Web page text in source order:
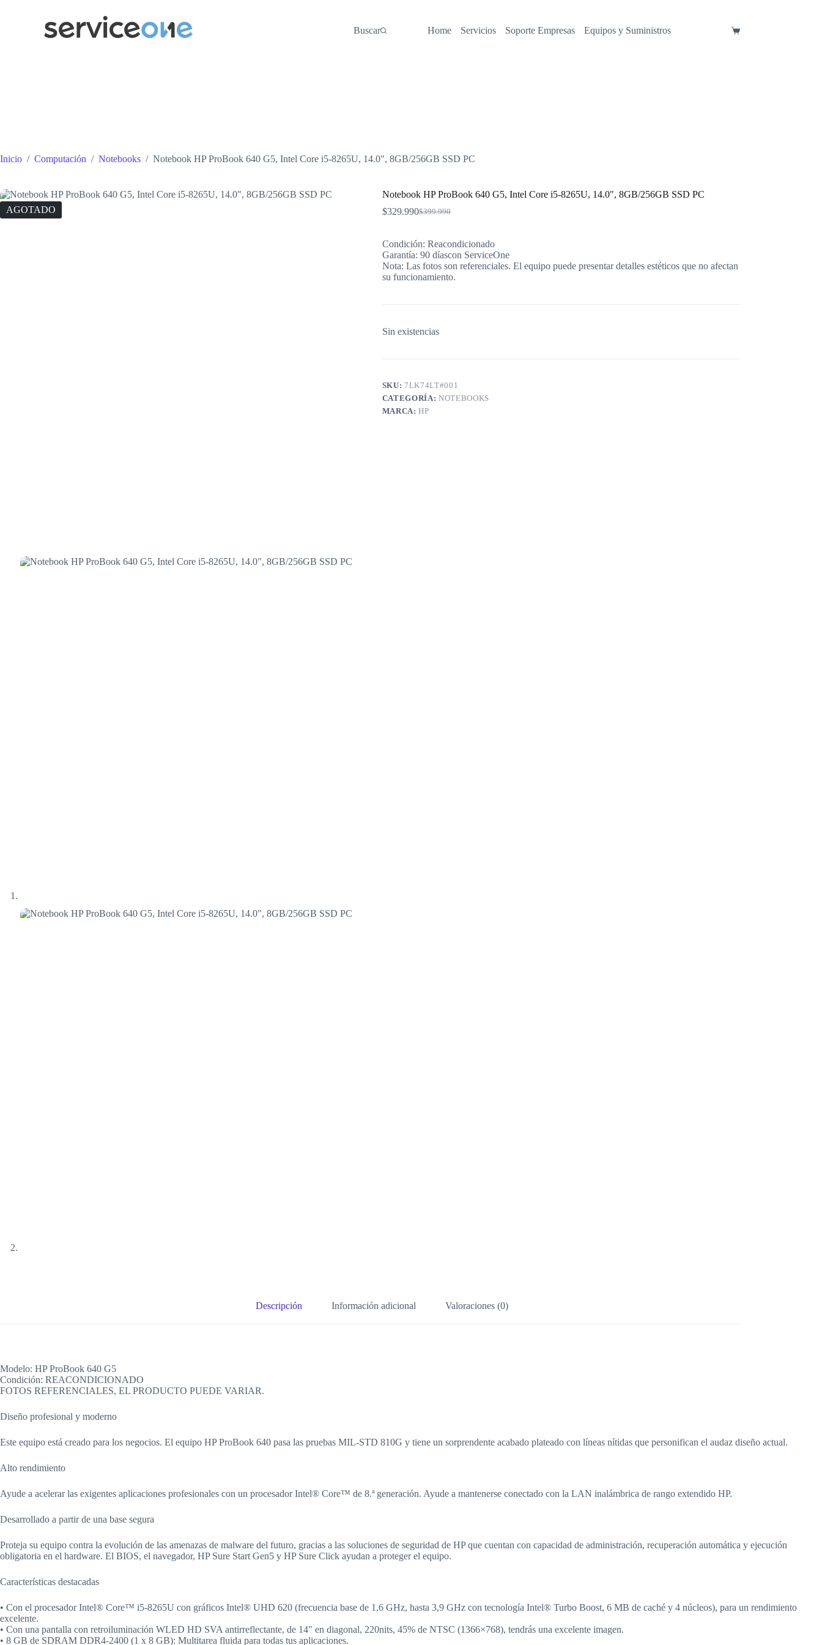
Buscar Home Servicios Soporte Empresas Equipos y Suministros
Carro
Inicio / Computación / Notebooks / Notebook HP ProBook 640 G5, Intel Core i5-8265U, 14.0″, 8GB/256GB SSD PC
AGOTADO
Notebook HP ProBook 640 G5, Intel Core i5-8265U, 14.0″, 8GB/256GB SSD PC
$399.990
El
original
era:
$399.990.
$329.990El
actual
es:
$329.990.
Condición: Reacondicionado
Garantía: 90 díascon ServiceOne
Nota: Las fotos son referenciales. El equipo puede presentar detalles estéticos que no afectan
su funcionamiento.
Sin existencias
SKU: 7LK74LT#001
CATEGORÍA: NOTEBOOKS
MARCA:HP
Descripción Información adicional Valoraciones (0)
Modelo: HP ProBook 640 G5
Condición: REACONDICIONADO
FOTOS REFERENCIALES, EL PRODUCTO PUEDE VARIAR.
Diseño profesional y moderno
Este equipo está creado para los negocios. El equipo HP ProBook 640 pasa las pruebas MIL-STD 810G y tiene un sorprendente acabado plateado con líneas nítidas que personifican el audaz diseño actual.
Alto rendimiento
Ayude a acelerar las exigentes aplicaciones profesionales con un procesador Intel® Core™ de 8.ª generación. Ayude a mantenerse conectado con la LAN inalámbrica de rango extendido HP.
Desarrollado a partir de una base segura
Proteja su equipo contra la evolución de las amenazas de malware del futuro, gracias a las soluciones de seguridad de HP que cuentan con capacidad de administración, recuperación automática y ejecución
obligatoria en el hardware. El BIOS, el navegador, HP Sure Start Gen5 y HP Sure Click ayudan a proteger el equipo.
Características destacadas
• Con el procesador Intel® Core™ i5-8265U con gráficos Intel® UHD 620 (frecuencia base de 1,6 GHz, hasta 3,9 GHz con tecnología Intel® Turbo Boost, 6 MB de caché y 4 núcleos), para un rendimiento
excelente.
• Con una pantalla con retroiluminación WLED HD SVA antirreflectante, de 14″ en diagonal, 220nits, 45% de NTSC (1366×768), tendrás una excelente imagen.
• 8 GB de SDRAM DDR4-2400 (1 x 8 GB): Multitarea fluida para todas tus aplicaciones.